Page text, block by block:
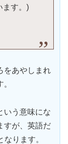
ます。)
をあやしまれ
いう意味にな
すが、英語だ
ります。